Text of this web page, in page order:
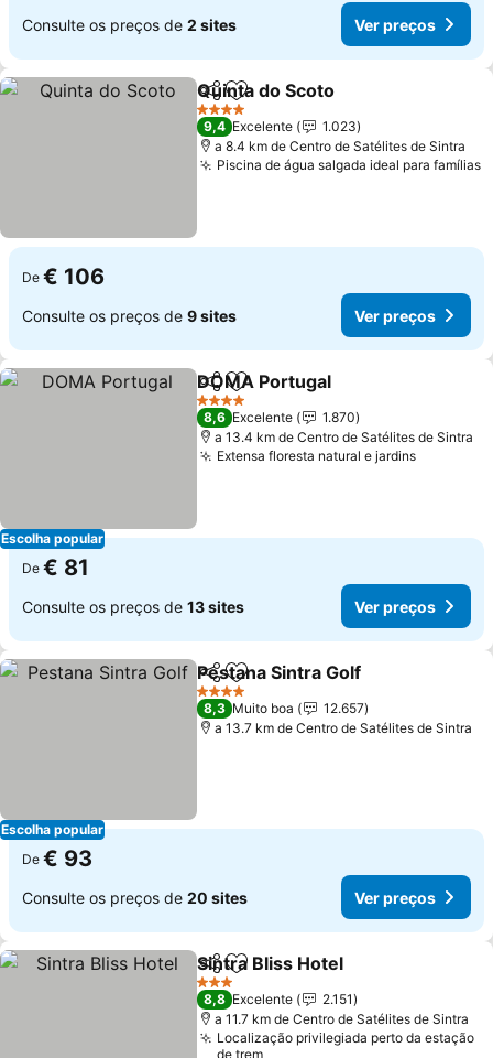
Consulte os preços de 2 sites Ver preços
PartilharAdicionar aos favoritos
Quinta do Scoto
4 Estrelas
9,4 Excelente
1.023
a 8.4 km de Centro de Satélites de Sintra
Piscina de água salgada ideal para famílias
De € 106
Consulte os preços de 9 sites Ver preços
Escolha popular
PartilharAdicionar aos favoritos
DOMA Portugal
4 Estrelas
8,6 Excelente
1.870
a 13.4 km de Centro de Satélites de Sintra
Extensa floresta natural e jardins
De € 81
Consulte os preços de 13 sites Ver preços
Escolha popular
PartilharAdicionar aos favoritos
Pestana Sintra Golf
4 Estrelas
8,3 Muito boa
12.657
a 13.7 km de Centro de Satélites de Sintra
De € 93
Consulte os preços de 20 sites Ver preços
PartilharAdicionar aos favoritos
Sintra Bliss Hotel
3 Estrelas
8,8 Excelente
2.151
a 11.7 km de Centro de Satélites de Sintra
Localização privilegiada perto da estação
de trem